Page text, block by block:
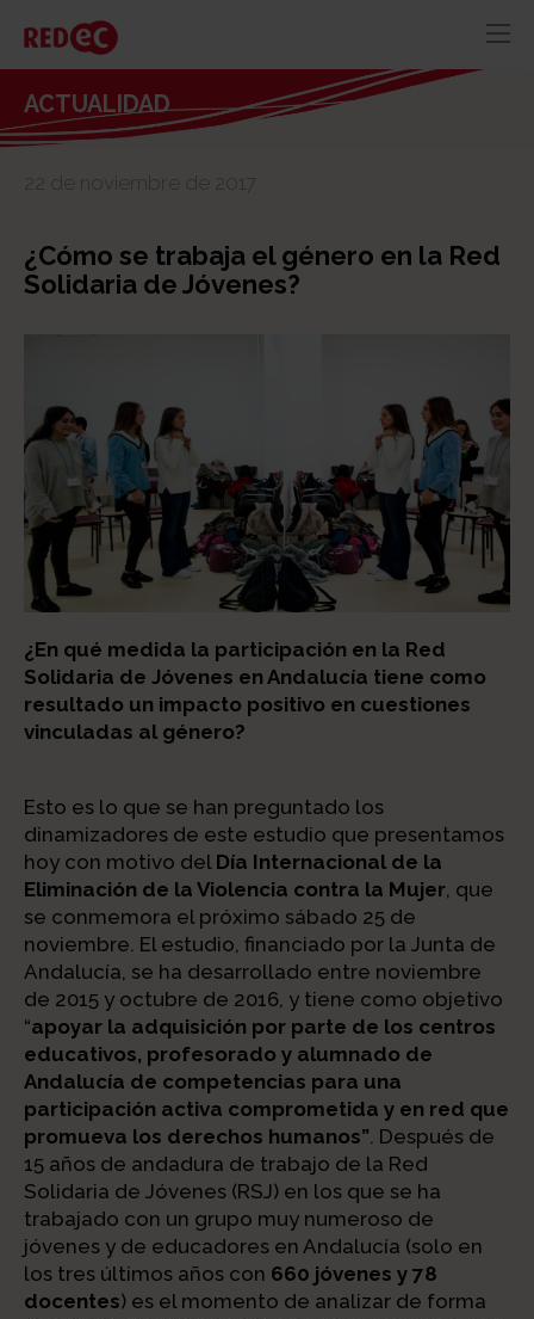
RECURSOS
CONTACTO
ACTUALIDAD
22 de noviembre de 2017
¿Cómo se trabaja el género en la Red
Solidaria de Jóvenes?
¿En qué medida la participación en la Red
Solidaria de Jóvenes en Andalucía tiene como
resultado un impacto positivo en cuestiones
vinculadas al género?
Esto es lo que se han preguntado los
dinamizadores de este estudio que presentamos
hoy con motivo del Día Internacional de la
Eliminación de la Violencia contra la Mujer, que
se conmemora el próximo sábado 25 de
noviembre. El estudio, financiado por la Junta de
Andalucía, se ha desarrollado entre noviembre
de 2015 y octubre de 2016, y tiene como objetivo
“apoyar la adquisición por parte de los centros
educativos, profesorado y alumnado de
Andalucía de competencias para una
participación activa comprometida y en red que
promueva los derechos humanos”. Después de
15 años de andadura de trabajo de la Red
Solidaria de Jóvenes (RSJ) en los que se ha
trabajado con un grupo muy numeroso de
jóvenes y de educadores en Andalucía (solo en
los tres últimos años con 660 jóvenes y 78
docentes) es el momento de analizar de forma